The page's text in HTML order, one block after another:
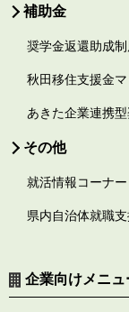
補助金
奨学金返還助成
秋田移住支援金
あきた企業連携
その他
就活情報コーナー
県内自治体就職
企業向けメニュ